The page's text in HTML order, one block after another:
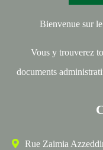
Bienvenue sur
Vous y trouverez
documents
Rue Zaimia